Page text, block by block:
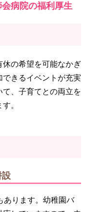
病院の福利厚生
の希望を可能なかぎ
できるイベントが充実
て、子育てとの両立を
。
設
あります。幼稚園バ